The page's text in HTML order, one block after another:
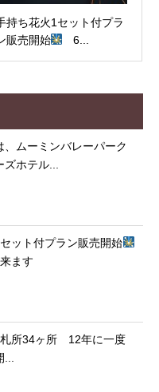
持ち花火1セット付プラ
販売開始
6...
、ムーミンバレーパーク
ホテル...
ット付プラン販売開始
ます
所34ヶ所 12年に一度